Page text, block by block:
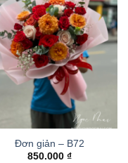
Đơn giản – B72
850.000 ₫